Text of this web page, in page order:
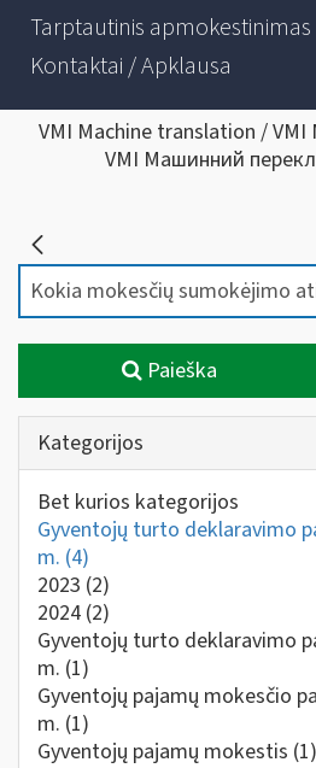
Tarptautinis apmokestinimas
Kontaktai / Apklausa
VMI Machine translation /
VMI Машинний
Paieška
Kategorijos
Bet kurios kategorijos
Gyventojų turto deklaravimo
m. (4)
2023 (2)
2024 (2)
Gyventojų turto deklaravimo
m. (1)
Gyventojų pajamų mokesčio
m. (1)
Gyventojų pajamų mokestis (1)